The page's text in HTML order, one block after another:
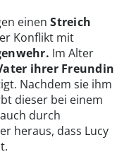
einen Streich
Konflikt mit
Im Alter
ihrer Freundin
Nachdem sie ihm
dieser bei einem
durch
heraus, dass Lucy